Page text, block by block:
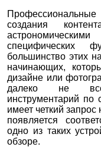
создания
специфических
большинство этих
начинающих,
дизайне или
далеко не
инструментарий по
имеет четкий
появляется
одно из таких
обзоре.